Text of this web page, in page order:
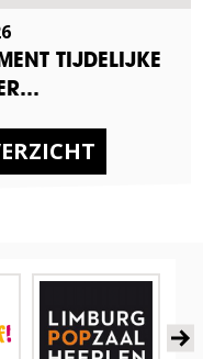
TIJDELIJKE